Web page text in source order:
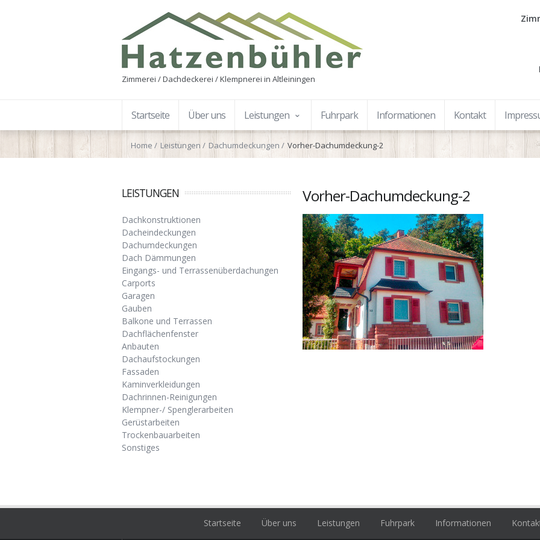
Zimmerei / Dachdeckerei / Klempnerei in Altleiningen
Startseite Über uns Leistungen Fuhrpark Informationen Kontakt
Home Leistungen Dachumdeckungen Vorher-Dachumdeckung-2
LEISTUNGEN
Dachkonstruktionen
Dacheindeckungen
Dachumdeckungen
Dach Dämmungen
Eingangs- und Terrassenüberdachungen
Carports
Garagen
Gauben
Balkone und Terrassen
Dachflächenfenster
Anbauten
Dachaufstockungen
Fassaden
Kaminverkleidungen
Dachrinnen-Reinigungen
Klempner-/ Spenglerarbeiten
Gerüstarbeiten
Trockenbauarbeiten
Sonstiges
Vorher-Dachumdeckung-2
Startseite Über uns Leistungen Fuhrpark Informationen